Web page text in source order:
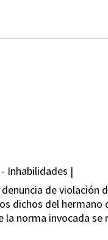
Inhabilidades |
de
dichos del
la norma invocada